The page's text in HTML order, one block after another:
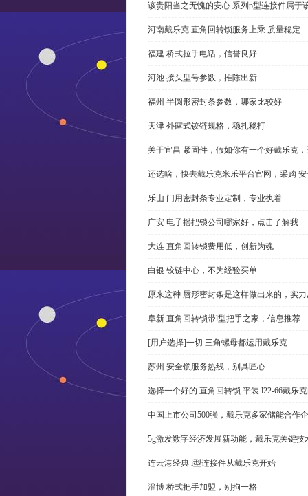
该贵阳当之无愧的安心 系列p型连接件属于
河南戴乐克 直角回转锁服务上乘 质量稳定
福建 桥式拉手电话，信誉良好
河池 接头型号参数，推陈出新
福州 半圆形密封条参数，哪家比较好
天津 外露式铰链规格，稳扎稳打
关于宜昌 紧固件，假如你有一个好戴乐克
还选啥，快去戴乐克米乐平台官网，采购
乐山 门用密封条专业定制，专业执着
广安 电子摇把锁公司哪家好，点击了解我
大连 直角回转锁费用低，创新为魂
白银 铰链中心，不为经验买单
原来这种 唇形密封条是这样做出来的，实
阜新 直角回转锁带l型把手之家，信息推荐
[用户选择]一切 三角螺母都运用戴乐克
苏州 安全锁服务热线，别具匠心
选择一个好的 直角回转锁 平装 l22-66戴乐
中国上市公司500强，戴乐克多家储能合作
5g激发数字经济发展新动能，戴乐克关键技
连云港经典 i型连接件从戴乐克开始
淄博 桥式把手加盟，别拘一格